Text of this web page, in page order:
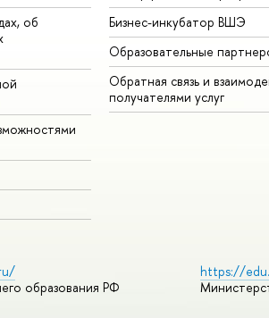
об
Бизнес-инкубатор ВШЭ
Образовательные
Обратная связь и
получателями услуг
образования РФ
https://